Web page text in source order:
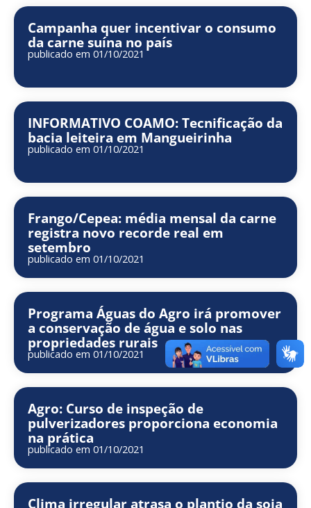
Campanha quer incentivar o consumo
da carne suína no país
publicado em 01/10/2021
INFORMATIVO COAMO: Tecnificação da
bacia leiteira em Mangueirinha
publicado em 01/10/2021
Frango/Cepea: média mensal da carne
registra novo recorde real em
setembro
publicado em 01/10/2021
Programa Águas do Agro irá promover
a conservação de água e solo nas
propriedades rurais
publicado em 01/10/2021
Agro: Curso de inspeção de
pulverizadores proporciona economia
na prática
publicado em 01/10/2021
Clima irregular atrasa o plantio da soja